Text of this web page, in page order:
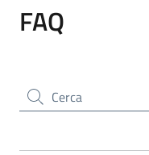
FAQ
Cerca nel sito